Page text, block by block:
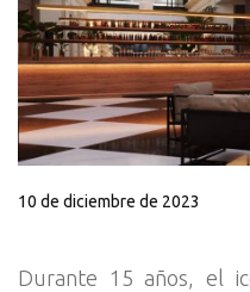
10 de diciembre de 2023
Durante 15 años, el